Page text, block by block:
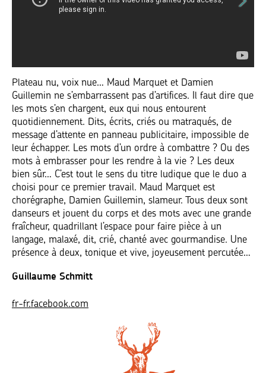
Plateau nu, voix nue… Maud Marquet et Damien
Guillemin ne s’embarrassent pas d’artifices. Il faut dire que
les mots s’en chargent, eux qui nous entourent
quotidiennement. Dits, écrits, criés ou matraqués, de
message d’attente en panneau publicitaire, impossible de
leur échapper. Les mots d’un ordre à combattre ? Ou des
mots à embrasser pour les rendre à la vie ? Les deux
bien sûr… C’est tout le sens du titre ludique que le duo a
choisi pour ce premier travail. Maud Marquet est
chorégraphe, Damien Guillemin, slameur. Tous deux sont
danseurs et jouent du corps et des mots avec une grande
fraîcheur, quadrillant l’espace pour faire pièce à un
langage, malaxé, dit, crié, chanté avec gourmandise. Une
présence à deux, tonique et vive, joyeusement percutée…
Guillaume Schmitt
fr-fr.facebook.com